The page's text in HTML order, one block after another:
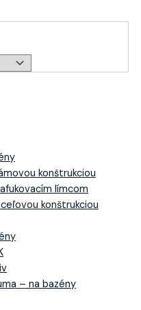
konštrukciou
límcom
konštrukciou
– na bazény